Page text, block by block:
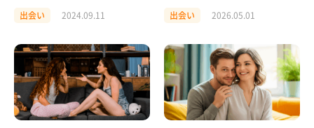
出会い 2024.09.11 出会い 2026.05.01